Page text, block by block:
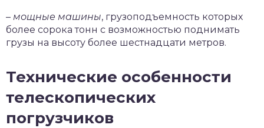
– мощные машины, грузоподъемность которых
более сорока тонн с возможностью поднимать
грузы на высоту более шестнадцати метров.
Технические особенности
телескопических
погрузчиков